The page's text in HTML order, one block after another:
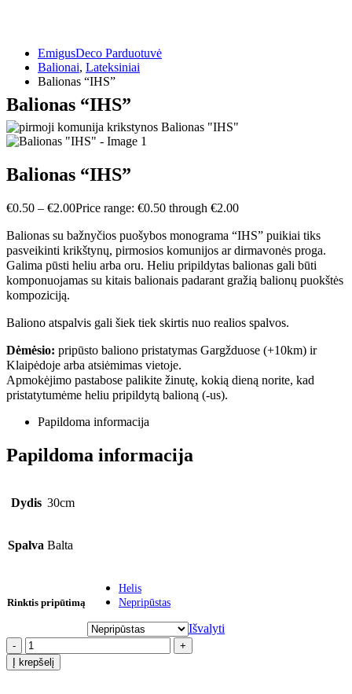
EmigusDeco Parduotuvė
Balionai, Lateksiniai
Balionas “IHS”
Balionas “IHS”
Balionas “IHS”
€0.50 – €2.00Price range: €0.50 through €2.00
Balionas su bažnyčios puošybos monograma “IHS” puikiai tiks
pasveikinti krikštynų, pirmosios komunijos ar dirmavonės proga.
Galima pūsti heliu arba oru. Heliu pripildytas balionas gali būti
komponuojamas su kitais balionais padarant gražią balionų puokštės
kompoziciją.
Baliono atspalvis gali šiek tiek skirtis nuo realios spalvos.
Dėmėsio: pripūsto baliono pristatymas Gargžduose (+10km) ir
Klaipėdoje arba atsiėmimas vietoje.
Apmokėjimo pastabose palikite žinutę, kokią dieną norite, kad
pristatytumėme heliu pripildytą balioną (-us).
Papildoma informacija
Papildoma informacija
Dydis 30cm
Spalva Balta
Rinktis pripūtimą
Helis
Nepripūstas
Išvalyti
-
+
Į krepšelį